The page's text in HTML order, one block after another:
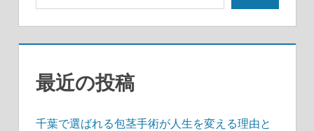
ジ
送最近の投稿
千葉で選ばれる包茎手術が人生を変える理由と